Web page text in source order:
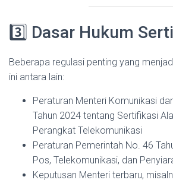
3️⃣ Dasar Hukum
Beberapa regulasi penting yang
ini antara lain:
Peraturan Menteri Komunikasi
Tahun 2024 tentang Sertifikasi
Perangkat Telekomunikasi
Peraturan Pemerintah No. 46
Pos, Telekomunikasi, dan
Keputusan Menteri terbaru,